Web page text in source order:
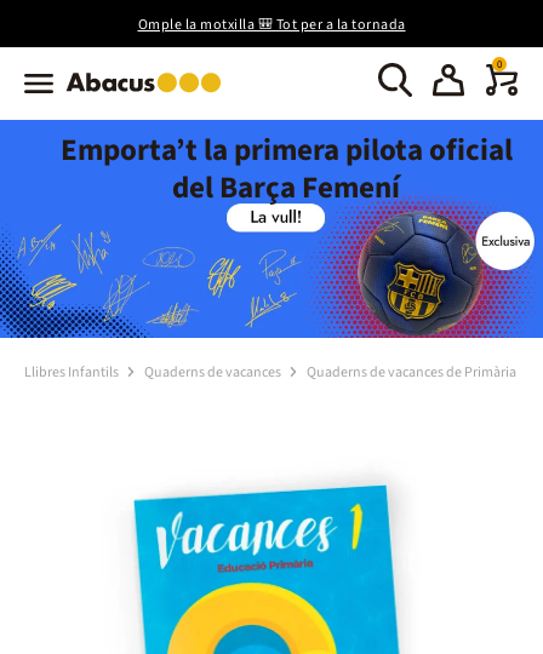
Omple la motxilla 🎒 Tot per a la tornada
0
Emporta’t la primera pilota oficial
del Barça Femení
Llibres Infantils Quaderns de vacances Quaderns de vacances de Primària